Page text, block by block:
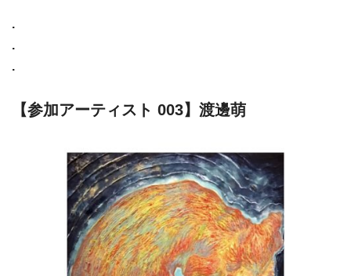
.
.
.
【参加アーティスト 003】渡邊萌